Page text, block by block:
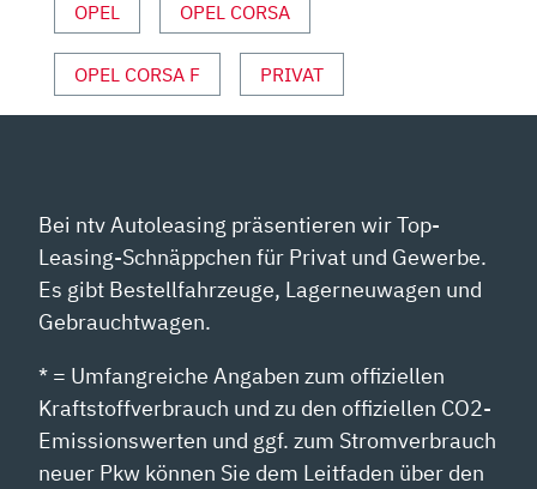
YOUTUBE
ANZEIGEN
OPEL OPEL CORSA
OPEL CORSA F PRIVAT
Bei ntv Autoleasing präsentieren wir Top-
Leasing-Schnäppchen für Privat und Gewerbe.
Es gibt Bestellfahrzeuge, Lagerneuwagen und
Gebrauchtwagen.
* = Umfangreiche Angaben zum offiziellen
Kraftstoffverbrauch und zu den offiziellen CO2-
Emissionswerten und ggf. zum Stromverbrauch
neuer Pkw können Sie dem Leitfaden über den